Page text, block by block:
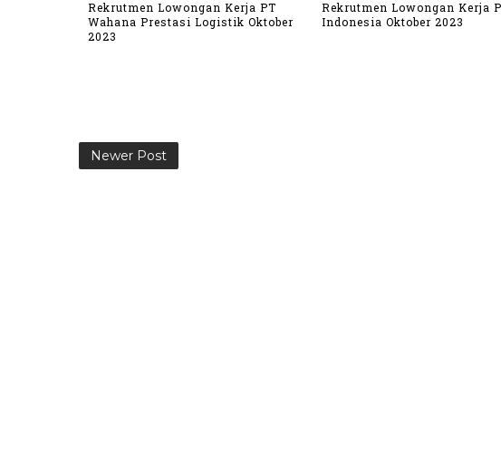
Rekrutmen Lowongan Kerja PT
Wahana Prestasi Logistik Oktober
2023
Rekrutmen Lowongan Kerja
Indonesia Oktober 2023
Newer Post